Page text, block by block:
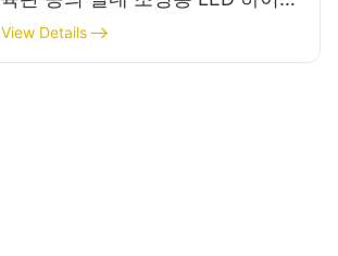
이 조명입니다.
View Details